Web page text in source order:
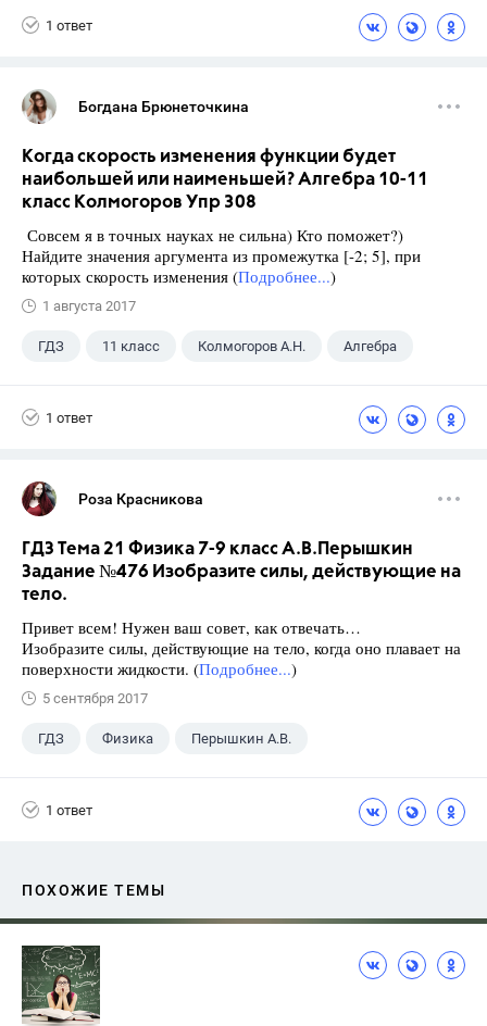
1 ответ
Богдана Брюнеточкина
Когда скорость изменения функции будет
наибольшей или наименьшей? Алгебра 10-11
класс Колмогоров Упр 308
Совсем я в точных науках не сильна) Кто поможет?)
Найдите значения аргумента из промежутка [-2; 5], при
которых скорость изменения (Подробнее...)
1 августа 2017
ГДЗ 11 класс Колмогоров А.Н. Алгебра
1 ответ
Роза Красникова
ГДЗ Тема 21 Физика 7-9 класс А.В.Перышкин
Задание №476 Изобразите силы, действующие на
тело.
Привет всем! Нужен ваш совет, как отвечать…
Изобразите силы, действующие на тело, когда оно плавает на
поверхности жидкости. (Подробнее...)
5 сентября 2017
ГДЗ Физика Перышкин А.В.
1 ответ
ПОХОЖИЕ ТЕМЫ